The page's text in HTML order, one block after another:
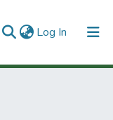
Log In (current)